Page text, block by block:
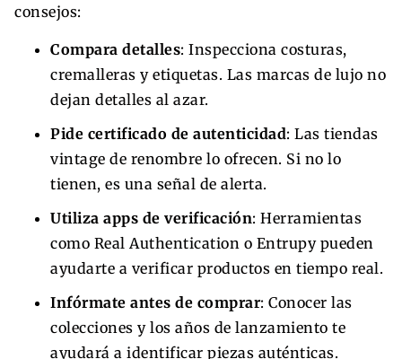
consejos:
Compara detalles: Inspecciona costuras,
cremalleras y etiquetas. Las marcas de lujo no
dejan detalles al azar.
Pide certificado de autenticidad: Las tiendas
vintage de renombre lo ofrecen. Si no lo
tienen, es una señal de alerta.
Utiliza apps de verificación: Herramientas
como Real Authentication o Entrupy pueden
ayudarte a verificar productos en tiempo real.
Infórmate antes de comprar: Conocer las
colecciones y los años de lanzamiento te
ayudará a identificar piezas auténticas.